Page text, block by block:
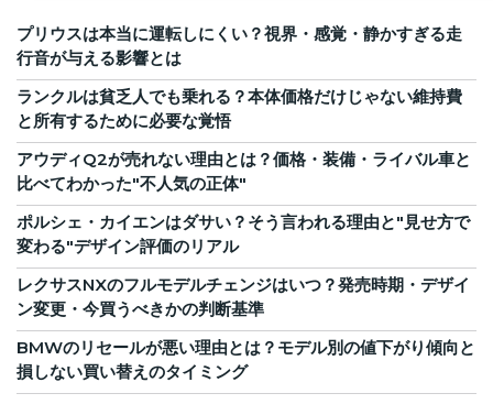
プリウスは本当に運転しにくい？視界・感覚・静かすぎる走
行音が与える影響とは
ランクルは貧乏人でも乗れる？本体価格だけじゃない維持費
と所有するために必要な覚悟
アウディQ2が売れない理由とは？価格・装備・ライバル車と
比べてわかった"不人気の正体"
ポルシェ・カイエンはダサい？そう言われる理由と"見せ方で
変わる"デザイン評価のリアル
レクサスNXのフルモデルチェンジはいつ？発売時期・デザイ
ン変更・今買うべきかの判断基準
BMWのリセールが悪い理由とは？モデル別の値下がり傾向と
損しない買い替えのタイミング